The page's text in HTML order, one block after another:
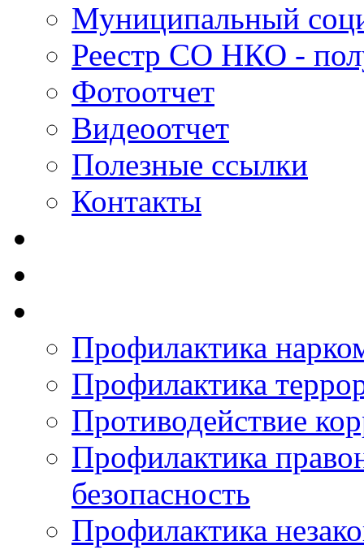
Муниципальный
Реестр СО НКО -
Фотоотчет
Видеоотчет
Полезные ссылки
Контакты
Профилактика
Профилактика
Противодействие
Профилактика
безопасность
Профилактика